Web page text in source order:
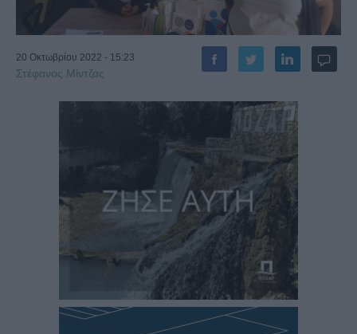
20 Οκτωβρίου 2022 - 15:23
Στέφανος Μίντζας